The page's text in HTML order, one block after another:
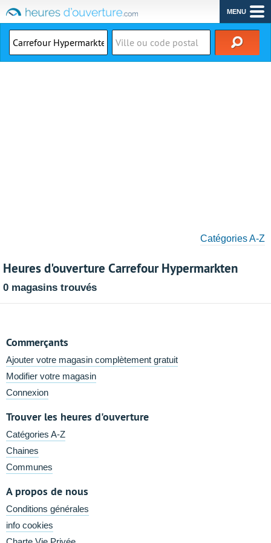
MENU
Catégories A-Z
Heures d'ouverture Carrefour Hypermarkten
0 magasins trouvés
Commerçants
Ajouter votre magasin complètement gratuit
Modifier votre magasin
Connexion
Trouver les heures d'ouverture
Catégories A-Z
Chaines
Communes
A propos de nous
Conditions générales
info cookies